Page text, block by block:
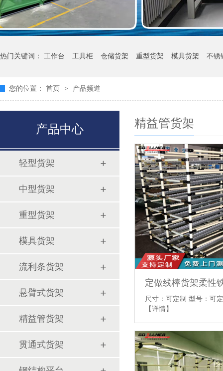
热门关键词： 工作台 工具柜 仓储货架 重型货架 模具货架 不锈
您的位置： 首页 > 产品频道
产品中心
轻型货架
中型货架
重型货架
模具货架
流利条货架
悬臂式货架
精益管货架
贯通式货架
精益管货架
定做线棒货架柔性
尺寸：可定制 型号：可
【详情】